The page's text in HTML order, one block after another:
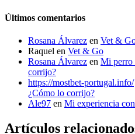
Últimos comentarios
Rosana Álvarez en Vet &
Raquel en Vet & Go
Rosana Álvarez en Mi perro
corrijo?
https://mostbet-portugal.info/
¿Cómo lo corrijo?
Ale97 en Mi experiencia
Artículos